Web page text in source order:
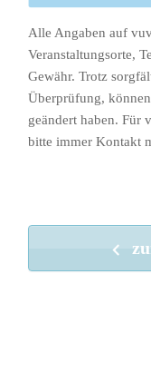
Alle Angaben auf
Veranstaltungsorte,
Gewähr. Trotz
Überprüfung,
geändert haben. Für
bitte immer Kontakt